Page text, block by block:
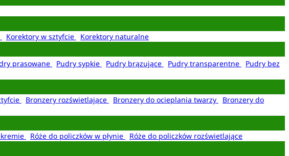
Korektory w sztyfcie
Korektory naturalne
prasowane Pudry sypkie Pudry brązujące Pudry transparentne
Pudry bez
Bronzery rozświetlające Bronzery do ocieplania twarzy
Bronzery do
Róże do policzków w płynie
Róże do policzków rozświetlające